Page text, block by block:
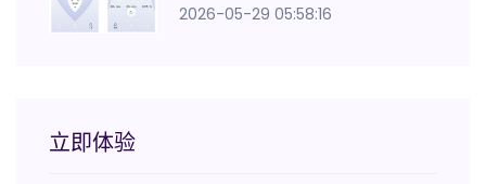
2026-05-29 05:58:16
立即体验